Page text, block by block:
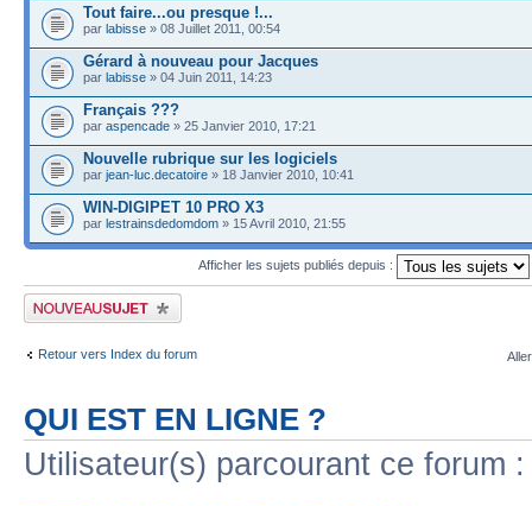
Tout faire...ou presque !...
par labisse » 08 Juillet 2011, 00:54
Gérard à nouveau pour Jacques
par labisse » 04 Juin 2011, 14:23
Français ???
par aspencade » 25 Janvier 2010, 17:21
Nouvelle rubrique sur les logiciels
par jean-luc.decatoire » 18 Janvier 2010, 10:41
WIN-DIGIPET 10 PRO X3
par lestrainsdedomdom » 15 Avril 2010, 21:55
Afficher les sujets publiés depuis :
Publier un nouveau sujet
Retour vers Index du forum
QUI EST EN LIGNE ?
Utilisateur(s) parcourant ce forum